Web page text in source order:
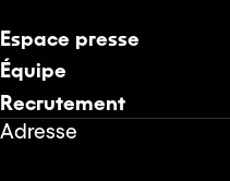
Espace presse
Équipe
Recrutement
Adresse